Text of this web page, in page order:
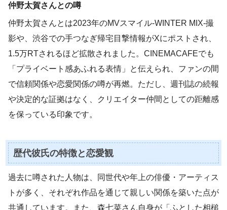
仲野太賀さんとの噂
仲野太賀さんとは2023年のMVスマイル‑WINTER MIX‑撮
影や、渋谷での手つなぎ帰宅目撃情報がXにポストされ、
1.5万RTされるほど拡散されました。CINEMACAFEでも
「プライベート感あふれる表情」と伝えられ、ファンの間
で信頼関係や恋愛関係の噂が再燃。ただし、週刊誌の続報
や決定的な証拠はなく、クリエイター仲間としての距離感
を保っている印象です。
歴代彼氏の特徴と恋愛観
過去に噂された人物は、同世代や年上の俳優・アーティス
トが多く、それぞれ作品を通じて親しい関係を築いた点が
共通しています。また、森七菜さん自身が「ふとした相槌